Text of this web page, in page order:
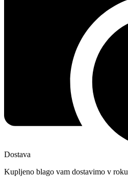
Dostava
Kupljeno blago vam dostavimo v roku